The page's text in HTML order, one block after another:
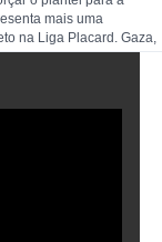
mais uma
na Liga Placard. Gaza,